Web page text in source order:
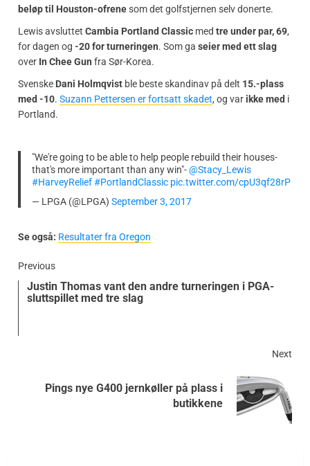
beløp til Houston-ofrenesom det golfstjernen selv donerte.
Lewis avsluttet Cambia Portland Classic med tre under par, 69,
for dagen og -20 for turneringen. Som ga seier med ett slag
over In Chee Gun fra Sør-Korea.
Svenske Dani Holmqvist ble beste skandinav på delt 15.-plass
med -10. Suzann Pettersen er fortsatt skadet, og varikke med i
Portland.
"We're going to be able to help people rebuild their houses-
that's more important than any win"-@Stacy_Lewis
#HarveyRelief #PortlandClassic pic.twitter.com/cpU3qf28rP
— LPGA (@LPGA) September 3, 2017
Se også: Resultater fra Oregon
Previous
Justin Thomas vant den andre turneringen i PGA-
sluttspillet med tre slag
Next
Pings nye G400 jernkøller på plass i
butikkene